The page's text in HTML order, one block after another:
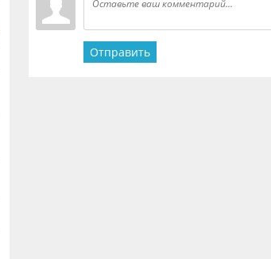
Отправить